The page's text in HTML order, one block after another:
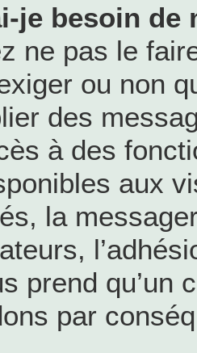
je besoin de
ne pas le
ou non
des
à des
aux
la
prend qu’un
par